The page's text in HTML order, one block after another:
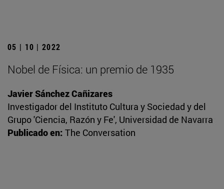
05 | 10 | 2022
Nobel de Física: un premio de 1935
Javier Sánchez Cañizares
Investigador del Instituto Cultura y Sociedad y del
Grupo 'Ciencia, Razón y Fe', Universidad de Navarra
Publicado en: The Conversation